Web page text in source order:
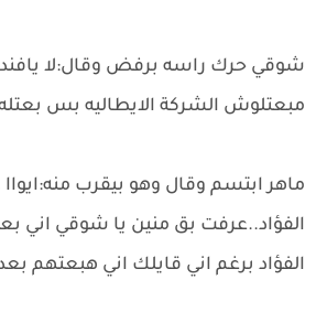
شوقي حرك راسه برفض وقال:لا
مبعتلوش الشركة الايطاليه بس
ماهر ابتسم وقال وهو بيقرب
الفؤاد..عرفت بق منين يا شوقي اني
الفؤاد برغم اني قايلك اني هبعتهم